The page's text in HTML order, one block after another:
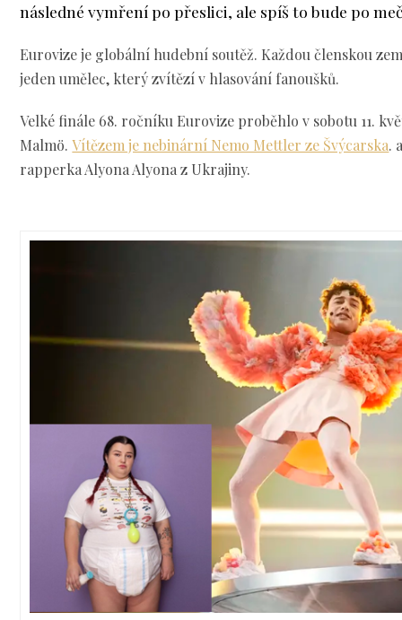
následné vymření po přeslici, ale spíš to bude po
Eurovize je globální hudební soutěž. Každou členskou
jeden umělec, který zvítězí v hlasování fanoušků.
Velké finále 68. ročníku Eurovize proběhlo v sobotu 11.
Malmö.Vítězem je nebinární Nemo Mettler ze Švýcarska.
rapperka Alyona Alyona z Ukrajiny.